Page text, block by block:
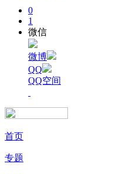
0
1
微信
微博
QQ
QQ空间
首页
专题